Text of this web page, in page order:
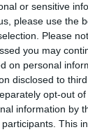
or sensitive
please use the
Please
you may
on personal
disclosed to
opt-out
information by
participants. This